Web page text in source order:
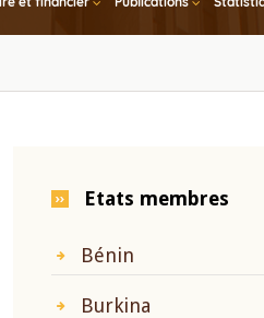
Etats membres
Bénin
Burkina